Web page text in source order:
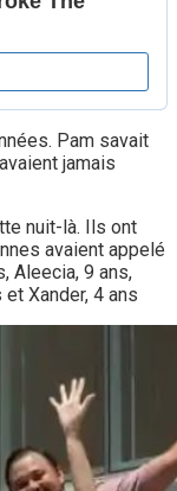
Pam savait
jamais
nuit-là. Ils ont
avaient appelé
Aleecia, 9 ans,
Xander, 4 ans